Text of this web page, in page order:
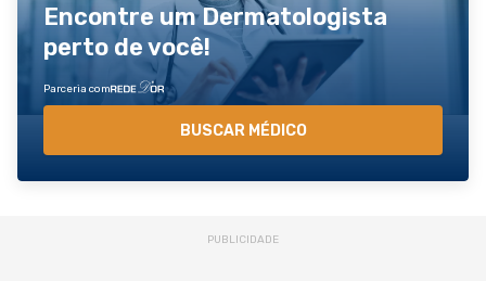
Encontre um Dermatologista
perto de você!
Parceria com
BUSCAR MÉDICO